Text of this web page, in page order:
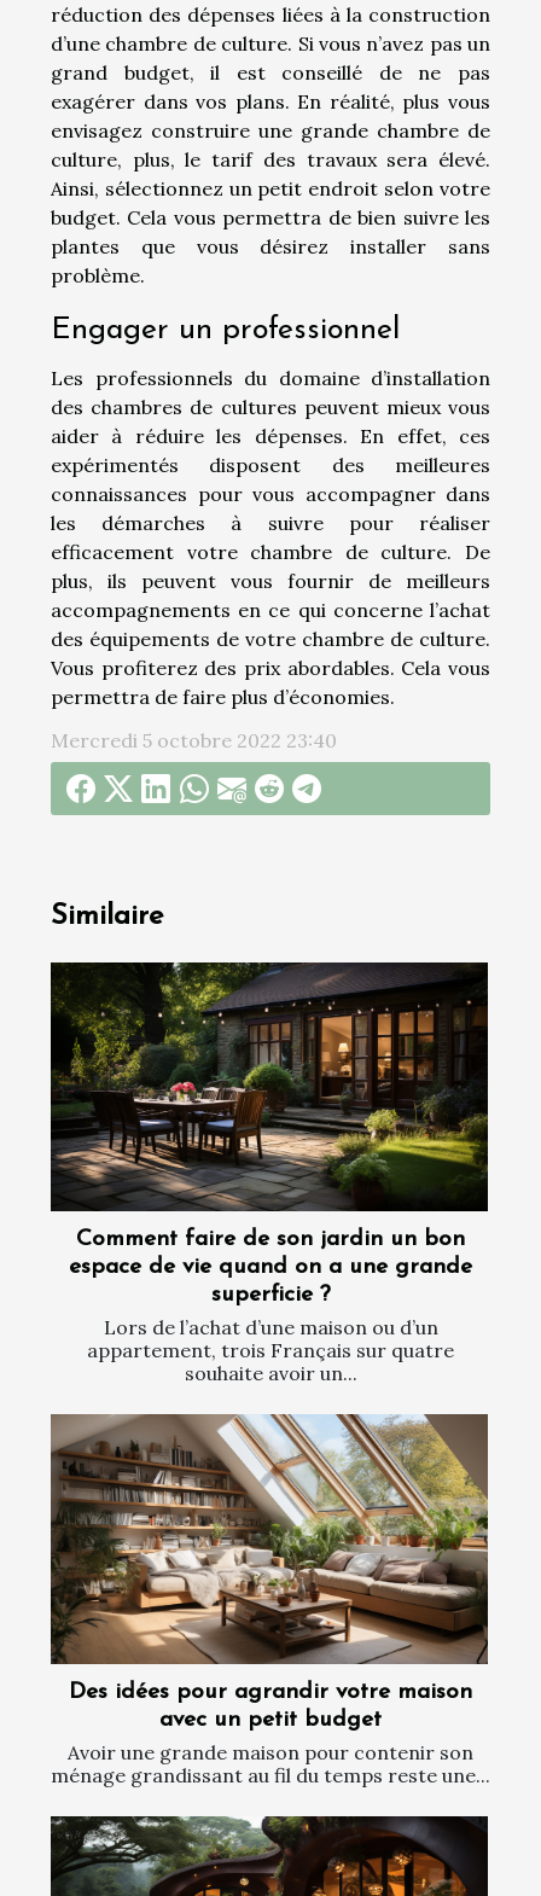
réduction des dépenses liées à la construction
d’une chambre de culture. Si vous n’avez pas un
grand budget, il est conseillé de ne pas
exagérer dans vos plans. En réalité, plus vous
envisagez construire une grande chambre de
culture, plus, le tarif des travaux sera élevé.
Ainsi, sélectionnez un petit endroit selon votre
budget. Cela vous permettra de bien suivre les
plantes que vous désirez installer sans
problème.
Engager un professionnel
Les professionnels du domaine d’installation
des chambres de cultures peuvent mieux vous
aider à réduire les dépenses. En effet, ces
expérimentés disposent des meilleures
connaissances pour vous accompagner dans
les démarches à suivre pour réaliser
efficacement votre chambre de culture. De
plus, ils peuvent vous fournir de meilleurs
accompagnements en ce qui concerne l’achat
des équipements de votre chambre de culture.
Vous profiterez des prix abordables. Cela vous
permettra de faire plus d’économies.
Mercredi 5 octobre 2022 23:40
Similaire
Comment faire de son jardin un bon
espace de vie quand on a une grande
superficie ?
Lors de l’achat d’une maison ou d’un
appartement, trois Français sur quatre
souhaite avoir un...
Des idées pour agrandir votre maison
avec un petit budget
Avoir une grande maison pour contenir son
ménage grandissant au fil du temps reste une...